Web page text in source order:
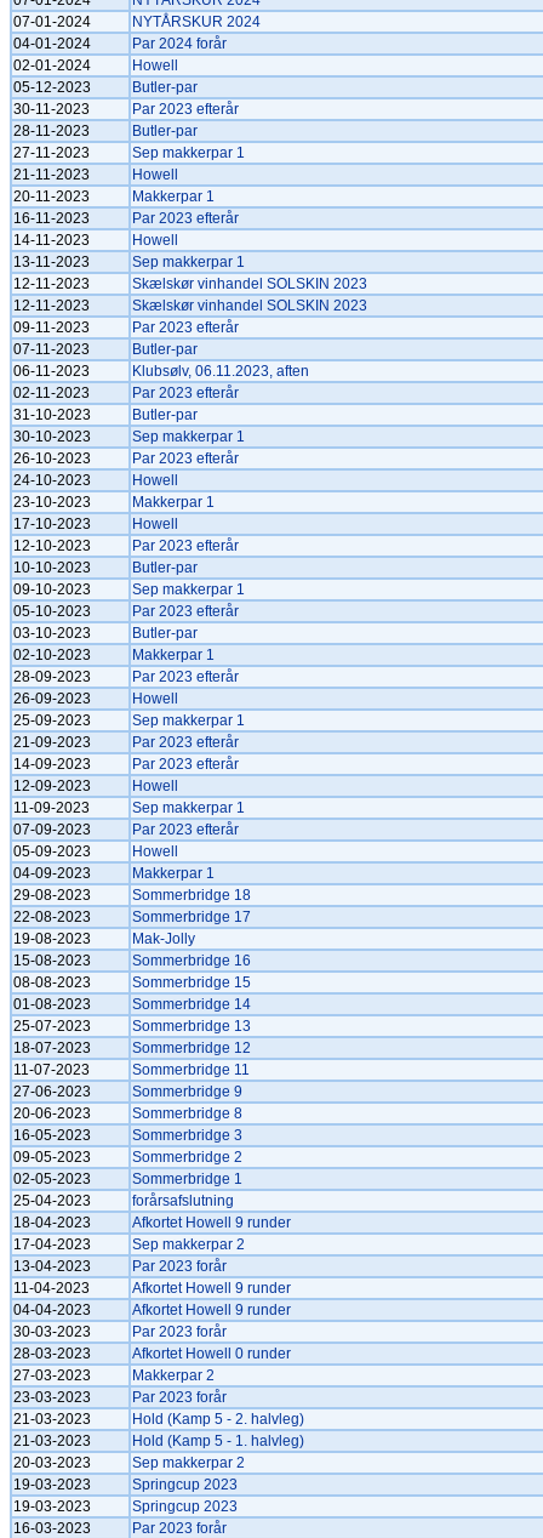
07-01-2024
NYTÅRSKUR 2024
04-01-2024
Par 2024 forår
02-01-2024
Howell
05-12-2023
Butler-par
30-11-2023
Par 2023 efterår
28-11-2023
Butler-par
27-11-2023
Sep makkerpar 1
21-11-2023
Howell
20-11-2023
Makkerpar 1
16-11-2023
Par 2023 efterår
14-11-2023
Howell
13-11-2023
Sep makkerpar 1
12-11-2023
Skælskør vinhandel SOLSKIN 2023
12-11-2023
Skælskør vinhandel SOLSKIN 2023
09-11-2023
Par 2023 efterår
07-11-2023
Butler-par
06-11-2023
Klubsølv, 06.11.2023, aften
02-11-2023
Par 2023 efterår
31-10-2023
Butler-par
30-10-2023
Sep makkerpar 1
26-10-2023
Par 2023 efterår
24-10-2023
Howell
23-10-2023
Makkerpar 1
17-10-2023
Howell
12-10-2023
Par 2023 efterår
10-10-2023
Butler-par
09-10-2023
Sep makkerpar 1
05-10-2023
Par 2023 efterår
03-10-2023
Butler-par
02-10-2023
Makkerpar 1
28-09-2023
Par 2023 efterår
26-09-2023
Howell
25-09-2023
Sep makkerpar 1
21-09-2023
Par 2023 efterår
14-09-2023
Par 2023 efterår
12-09-2023
Howell
11-09-2023
Sep makkerpar 1
07-09-2023
Par 2023 efterår
05-09-2023
Howell
04-09-2023
Makkerpar 1
29-08-2023
Sommerbridge 18
22-08-2023
Sommerbridge 17
19-08-2023
Mak-Jolly
15-08-2023
Sommerbridge 16
08-08-2023
Sommerbridge 15
01-08-2023
Sommerbridge 14
25-07-2023
Sommerbridge 13
18-07-2023
Sommerbridge 12
11-07-2023
Sommerbridge 11
27-06-2023
Sommerbridge 9
20-06-2023
Sommerbridge 8
16-05-2023
Sommerbridge 3
09-05-2023
Sommerbridge 2
02-05-2023
Sommerbridge 1
25-04-2023
forårsafslutning
18-04-2023
Afkortet Howell 9 runder
17-04-2023
Sep makkerpar 2
13-04-2023
Par 2023 forår
11-04-2023
Afkortet Howell 9 runder
04-04-2023
Afkortet Howell 9 runder
30-03-2023
Par 2023 forår
28-03-2023
Afkortet Howell 0 runder
27-03-2023
Makkerpar 2
23-03-2023
Par 2023 forår
21-03-2023
Hold (Kamp 5 - 2. halvleg)
21-03-2023
Hold (Kamp 5 - 1. halvleg)
20-03-2023
Sep makkerpar 2
19-03-2023
Springcup 2023
19-03-2023
Springcup 2023
16-03-2023
Par 2023 forår